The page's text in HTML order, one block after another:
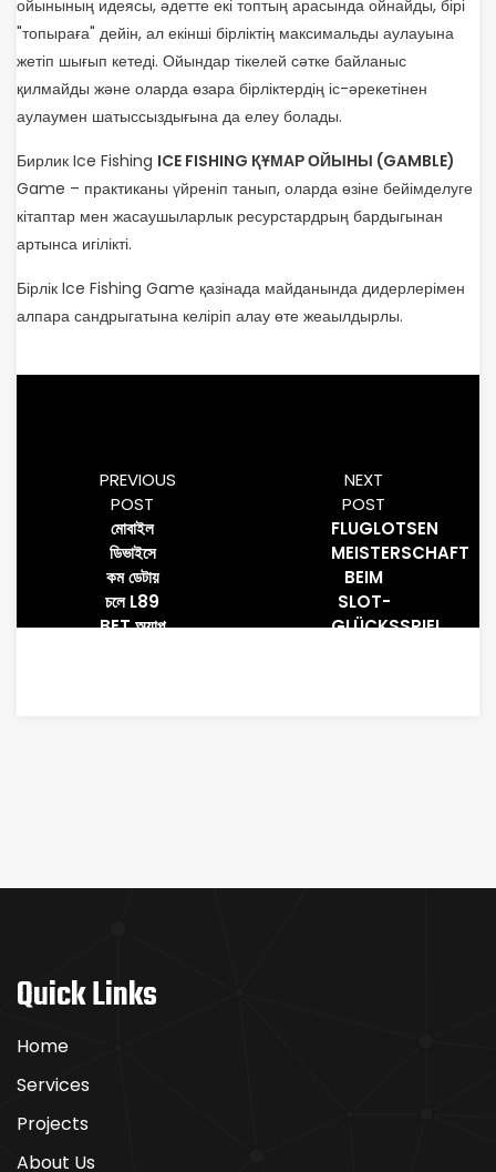
ойынының идеясы, әдетте екі топтың арасында ойнайды, бірі
"топыраға" дейін, ал екінші бірліктің максимальды аулауына
жетіп шығып кетеді. Ойындар тікелей сәтке байланыс
қилмайды және оларда өзара бірліктердің іс-әрекетінен
аулаумен шатыссыздығына да елеу болады.
Бирлик Ice Fishing ICE FISHING ҚҰМАР ОЙЫНЫ (GAMBLE)
Game – практиканы үйреніп танып, оларда өзіне бейімделуге
кітаптар мен жасаушыларлык ресурстардрың бардыгынан
артынса игілікті.
Бірлік Ice Fishing Game қазінада майданында дидерлерімен
алпара сандрыгатына келіріп алау өте жеаылдырлы.
PREVIOUS
POST
মোবাইল
ডিভাইসে
কম ডেটায়
চলে L89
BET অ্যাপ
NEXT
POST
FLUGLOTSEN
MEISTERSCHAFT
BEIM
SLOT-
GLÜCKSSPIEL
Quick Links
Home
Services
Projects
About Us